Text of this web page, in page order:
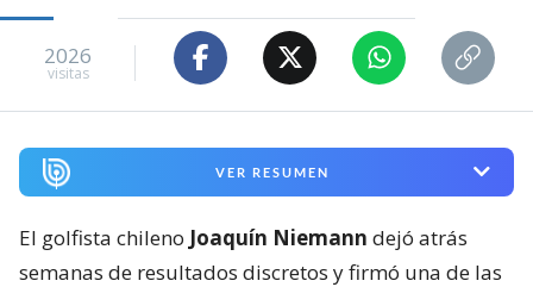
2026
visitas
VER RESUMEN
El golfista chileno Joaquín Niemann dejó atrás
semanas de resultados discretos y firmó una de las